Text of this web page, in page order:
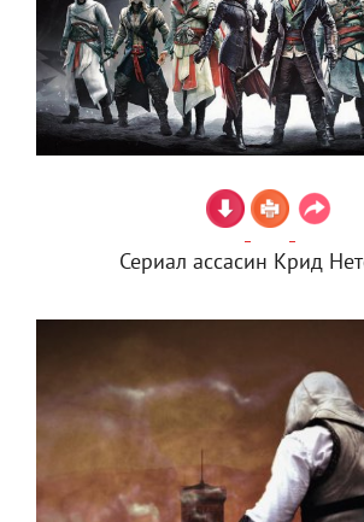
Сериал ассасин Крид